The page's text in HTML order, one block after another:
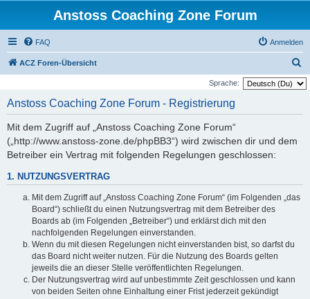
Anstoss Coaching Zone Forum
FAQ Anmelden
ACZ Foren-Übersicht
u
Sprache:
Anstoss Coaching Zone Forum - Registrierung
Mit dem Zugriff auf „Anstoss Coaching Zone Forum“
(„http://www.anstoss-zone.de/phpBB3“) wird zwischen dir und dem
Betreiber ein Vertrag mit folgenden Regelungen geschlossen:
1. NUTZUNGSVERTRAG
Mit dem Zugriff auf „Anstoss Coaching Zone Forum“ (im Folgenden „das
Board“) schließt du einen Nutzungsvertrag mit dem Betreiber des
Boards ab (im Folgenden „Betreiber“) und erklärst dich mit den
nachfolgenden Regelungen einverstanden.
Wenn du mit diesen Regelungen nicht einverstanden bist, so darfst du
das Board nicht weiter nutzen. Für die Nutzung des Boards gelten
jeweils die an dieser Stelle veröffentlichten Regelungen.
Der Nutzungsvertrag wird auf unbestimmte Zeit geschlossen und kann
von beiden Seiten ohne Einhaltung einer Frist jederzeit gekündigt